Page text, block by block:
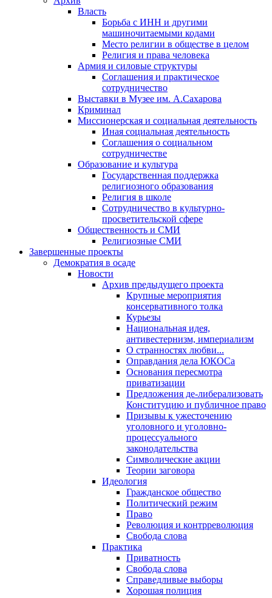
Власть
Борьба с ИНН и другими
машиночитаемыми кодами
Место религии в обществе в целом
Религия и права человека
Армия и силовые структуры
Соглашения и практическое
сотрудничество
Выставки в Музее им. А.Сахарова
Криминал
Миссионерская и социальная деятельность
Иная социальная деятельность
Соглашения о социальном
сотрудничестве
Образование и культура
Государственная поддержка
религиозного образования
Религия в школе
Сотрудничество в культурно-
просветительской сфере
Общественность и СМИ
Религиозные СМИ
Завершенные проекты
Демократия в осаде
Новости
Архив предыдущего проекта
Крупные мероприятия
консервативного толка
Курьезы
Национальная идея,
антивестернизм, империализм
О странностях любви...
Оправдания дела ЮКОСа
Основания пересмотра
приватизации
Предложения де-либерализовать
Конституцию и публичное право
Призывы к ужесточению
уголовного и уголовно-
процессуального
законодательства
Символические акции
Теории заговора
Идеология
Гражданское общество
Политический режим
Право
Революция и контрреволюция
Свобода слова
Практика
Приватность
Свобода слова
Справедливые выборы
Хорошая полиция